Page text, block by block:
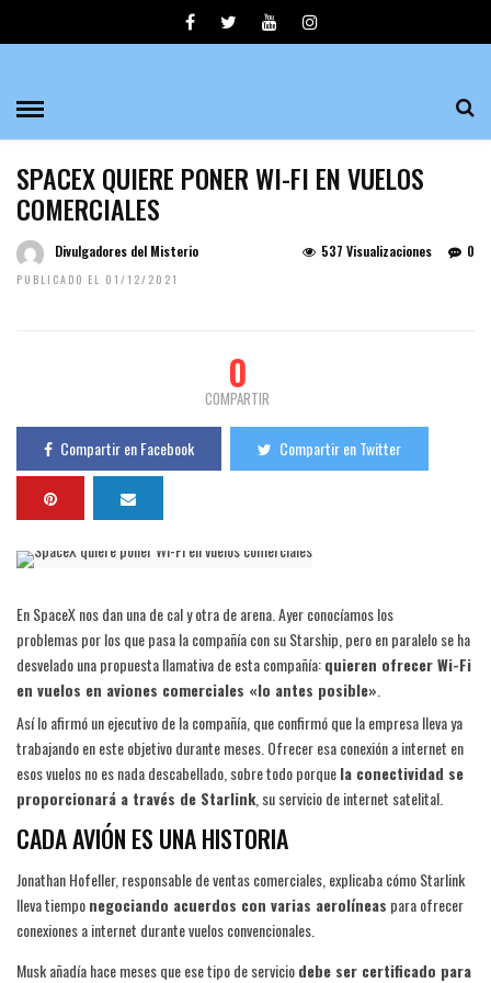
SPACEX QUIERE PONER WI-FI EN VUELOS
COMERCIALES
Divulgadores del Misterio
PUBLICADO EL 01/12/2021
0
537 Visualizaciones
0
COMPARTIR
Compartir en Facebook Compartir en Twitter
En SpaceX nos dan una de cal y otra de arena. Ayer conocíamos los
problemas por los que pasa la compañía con su Starship, pero en paralelo se ha
desvelado una propuesta llamativa de esta compañía:quieren ofrecer Wi-Fi
en vuelos en aviones comerciales «lo antes posible»
Así lo afirmó un ejecutivo de la compañía, que confirmó que la empresa lleva ya
trabajando en este objetivo durante meses. Ofrecer esa conexión a internet en
esos vuelos no es nada descabellado, sobre todo porquela conectividad se
proporcionará a través de Starlink, su servicio de internet satelital.
CADA AVIÓN ES UNA HISTORIA
Jonathan Hofeller, responsable de ventas comerciales, explicaba cómo Starlink
lleva tiemponegociando acuerdos con varias aerolíneas para ofrecer
conexiones a internet durante vuelos convencionales.
Musk añadía hace meses que ese tipo de serviciodebe ser certificado para